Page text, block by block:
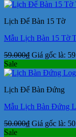
Lịch Để Bàn 15 Tờ
Mẫu Lịch Bàn 15 Tờ
59.000₫ Giá gốc là:
Sale
Lịch Để Bàn Đứng
Mẫu Lịch Bàn Đứng
50.000₫ Giá gốc là:
Sale